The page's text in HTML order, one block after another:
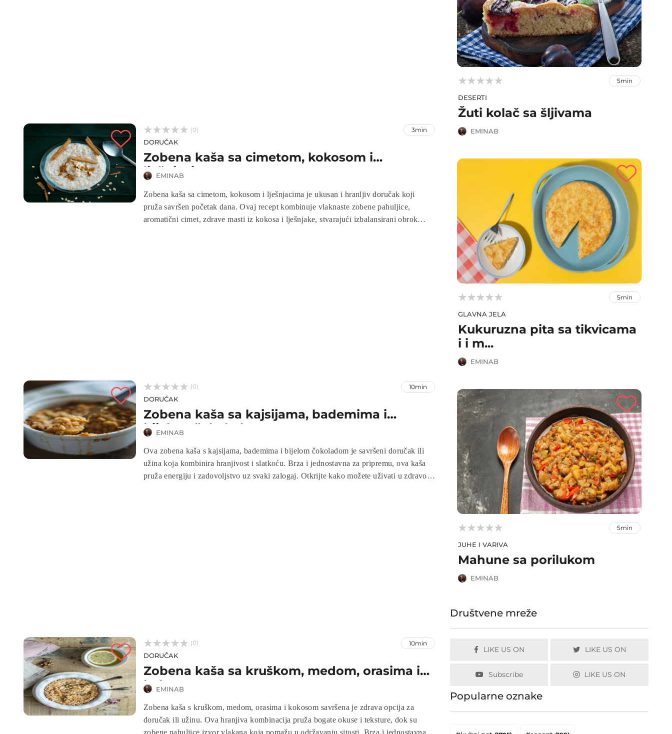


 (0) 3min
DORUČAK
Zobena kaša sa cimetom, kokosom i
lješnjacima
EMINAB
Zobena kaša sa cimetom, kokosom i lješnjacima je ukusan i hranljiv doručak koji
pruža savršen početak dana. Ovaj recept kombinuje vlaknaste zobene pahuljice,
aromatični cimet, zdrave masti iz kokosa i lješnjake, stvarajući izbalansirani obrok


 (0) 10min
DORUČAK
Zobena kaša sa kajsijama, bademima i
bijelom čokoladom
EMINAB
Ova zobena kaša s kajsijama, bademima i bijelom čokoladom je savršeni doručak ili
užina koja kombinira hranjivost i slatkoću. Brza i jednostavna za pripremu, ova kaša
pruža energiju i zadovoljstvo uz svaki zalogaj. Otkrijte kako možete uživati u zdravom


 (0) 10min
DORUČAK
Zobena kaša sa kruškom, medom, orasima i
kokosom
EMINAB
Zobena kaša s kruškom, medom, orasima i kokosom savršena je zdrava opcija za
doručak ili užinu. Ova hranjiva kombinacija pruža bogate okuse i teksture, dok su


 5min
DESERTI
Žuti kolač sa šljivama
EMINAB


 5min
GLAVNA JELA
Kukuruzna pita sa tikvicama
i i m...
EMINAB


 5min
JUHE I VARIVA
Mahune sa porilukom
EMINAB
Društvene mreže
LIKE US ON LIKE US ON
Subscribe LIKE US ON
Popularne oznake